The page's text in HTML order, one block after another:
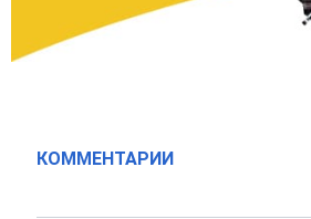
КОММЕНТАРИИ